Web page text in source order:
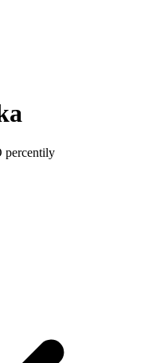
percentily